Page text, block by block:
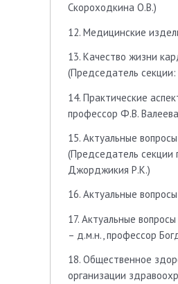
Скороходкина О.В.)
12. Медицинские
13. Качество жизни
(Председатель
14. Практические
профессор Ф.В.
15. Актуальные
(Председатель секции
Джорджикия Р.К.)
16. Актуальные
17. Актуальные
– д.м.н., профессор
18. Общественное
организации